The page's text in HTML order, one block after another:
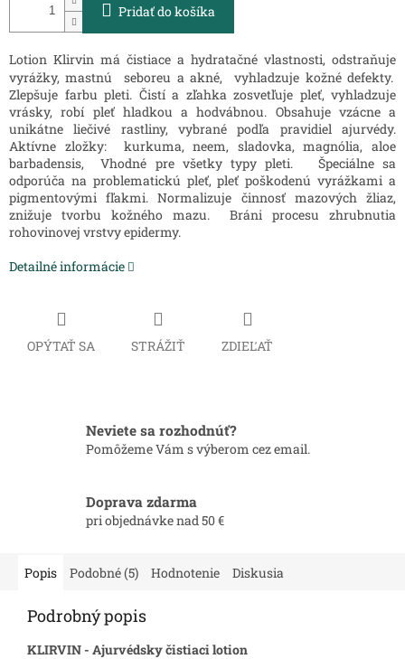
Pridať do košíka
Lotion Klirvin má čistiace a hydratačné vlastnosti, odstraňuje
vyrážky, mastnú seboreu a akné, vyhladzuje kožné defekty.
Zlepšuje farbu pleti. Čistí a zľahka zosvetľuje pleť, vyhladzuje
vrásky, robí pleť hladkou a hodvábnou. Obsahuje vzácne a
unikátne liečivé rastliny, vybrané podľa pravidiel ajurvédy.
Aktívne zložky: kurkuma, neem, sladovka, magnólia, aloe
barbadensis, Vhodné pre všetky typy pleti. Špeciálne sa
odporúča na problematickú pleť, pleť poškodenú vyrážkami a
pigmentovými fľakmi. Normalizuje činnosť mazových žliaz,
znižuje tvorbu kožného mazu. Bráni procesu zhrubnutia
rohovinovej vrstvy epidermy.
Detailné informácie
OPÝTAŤ SA STRÁŽIŤ ZDIEĽAŤ
Neviete sa rozhodnúť?
Pomôžeme Vám s výberom cez email.
Doprava zdarma
pri objednávke nad 50 €
Popis Podobné (5) Hodnotenie Diskusia
Podrobný popis
KLIRVIN - Ajurvédsky čistiaci lotion